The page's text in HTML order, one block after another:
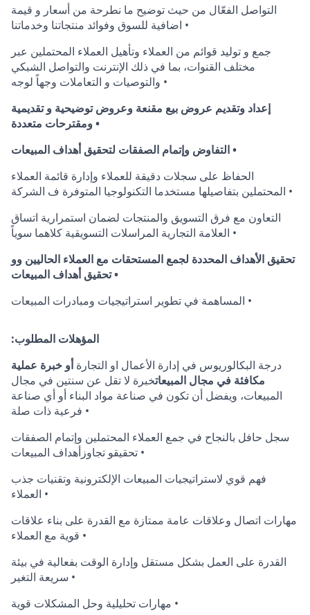
التواصل الفعّال من حيث توضيح ما نطرحة من أسعار و قيمة
اضافية للسوق وفوائد منتجاتنا وخدماتنا •
جمع و توليد قوائم من العملاء وتأهيل العملاء المحتملين عبر
مختلف القنوات، بما في ذلك الإنترنت والتواصل الشبكي
والتوصيات و التعاملات وجهاً لوجه •
إعداد وتقديم عروض بيع مقنعة وعروض توضيحية و تقديمية
ومقترحات متعددة •
التفاوض وإتمام الصفقات لتحقيق أهداف المبيعات •
الحفاظ على سجلات دقيقة للعملاء وإدارة قائمة العملاء
المحتملين بتفاصيلها مستخدما التكنولوجيا المتوفرة ف الشركة •
التعاون مع فرق التسويق والمنتجات لضمان استمرارية اتساق
العلامة التجارية المراسلات التسويقية كلاهما سوياً •
تحقيق الأهداف المحددة لجمع المستحقات مع العملاء الحاليين وو
تحقيق أهداف المبيعات •
المساهمة في تطوير استراتيجيات ومبادرات المبيعات •
:المؤهلات المطلوب
درجة البكالوريوس في إدارة الأعمال او التجارةأو خبرة عملية
مكافئة في مجال المبيعاتخبرة لا تقل عن سنتين في مجال
المبيعات، ويفضل أن تكون في صناعة مواد البناء أو أي صناعة
فرعية ذات صلة •
سجل حافل بالنجاح في جمع العملاء المحتملين وإتمام الصفقات
تحقيقو تجاوزأهداف المبيعات •
فهم قوي لاستراتيجيات المبيعات الإلكترونية وتقنيات جذب
العملاء •
مهارات اتصال وعلاقات عامة ممتازة مع القدرة على بناء علاقات
قوية مع العملاء •
القدرة على العمل بشكل مستقل وإدارة الوقت بفعالية في بيئة
سريعة التغير •
مهارات تحليلية وحل المشكلات قوية •